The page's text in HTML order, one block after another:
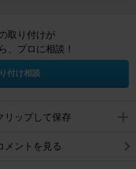
取り付けが
、プロに相談！
付け相談
リップして保存
メントを見る